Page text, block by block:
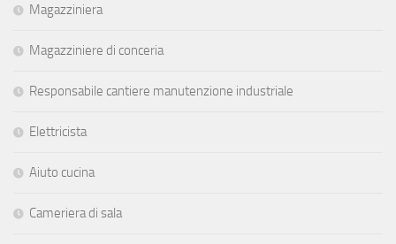
Magazziniera
Magazziniere di conceria
Responsabile cantiere manutenzione industriale
Elettricista
Aiuto cucina
Cameriera di sala